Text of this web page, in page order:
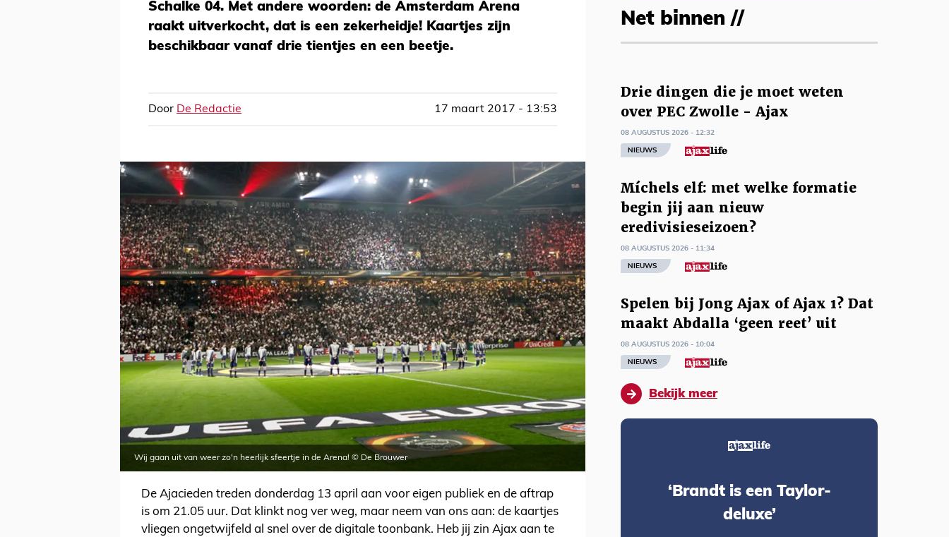
Schalke 04. Met andere woorden: de Amsterdam Arena
raakt uitverkocht, dat is een zekerheidje! Kaartjes zijn
beschikbaar vanaf drie tientjes en een beetje.
Door De Redactie 17 maart 2017 - 13:53
Wij gaan uit van weer zo'n heerlijk sfeertje in de Arena! © De Brouwer
De Ajacieden treden donderdag 13 april aan voor eigen publiek en de aftrap
is om 21.05 uur. Dat klinkt nog ver weg, maar neem van ons aan: de kaartjes
vliegen ongetwijfeld al snel over de digitale toonbank. Heb jij zin Ajax aan te
Net binnen //
Drie dingen die je moet weten
over PEC Zwolle - Ajax
08 AUGUSTUS 2026 - 12:32
NIEUWS
Míchels elf: met welke formatie
begin jij aan nieuw
eredivisieseizoen?
08 AUGUSTUS 2026 - 11:34
NIEUWS
Spelen bij Jong Ajax of Ajax 1? Dat
maakt Abdalla ‘geen reet’ uit
08 AUGUSTUS 2026 - 10:04
NIEUWS
Bekijk meer
‘Brandt is een Taylor-
deluxe’